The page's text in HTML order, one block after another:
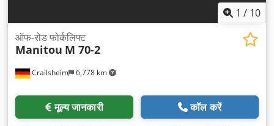
1 / 10
Crailsheim 6,778 km
ऑफ-रोड फोर्कलिफ्ट
Manitou M 70-2
मूल्य जानकारी कॉल करें